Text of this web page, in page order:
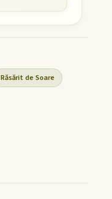
Răsărit de Soare